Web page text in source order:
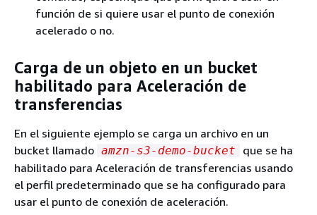
función de si quiere usar el punto de conexión
acelerado o no.
Carga de un objeto en un bucket
habilitado para Aceleración de
transferencias
En el siguiente ejemplo se carga un archivo en un
bucket llamado amzn-s3-demo-bucket
que se ha
habilitado para Aceleración de transferencias usando
el perfil predeterminado que se ha configurado para
usar el punto de conexión de aceleración.